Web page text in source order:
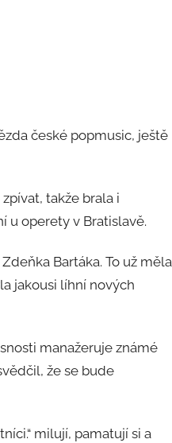
české popmusic, ještě
takže brala i
u operety v Bratislavě.
Bartáka. To už měla
jakousi líhní nových
manažeruje známé
že se bude
milují, pamatují si a